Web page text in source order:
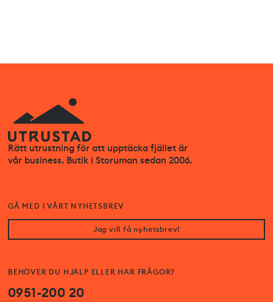
Rätt utrustning för att upptäcka fjället är
vår business. Butik i Storuman sedan 2006.
BEHÖVER DU HJÄLP ELLER HAR FRÅGOR?
0951-200 20
GÅ MED I VÅRT NYHETSBREV
Jag vill få nyhetsbrev!